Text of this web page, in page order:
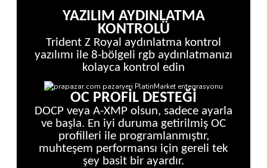
YAZILIM AYDINLATMA
KONTROLÜ
Trident Z Royal aydınlatma kontrol
yazılımı ile 8-bölgeli rgb aydınlatmanızı
kolayca kontrol edin
OC PROFİL DESTEĞİ
DOCP veya A-XMP olsun, sadece ayarla
ve başla. En iyi duruma getirilmiş OC
profilleri ile programlanmıştır,
muhteşem performansı için gereli tek
şey basit bir ayardır.